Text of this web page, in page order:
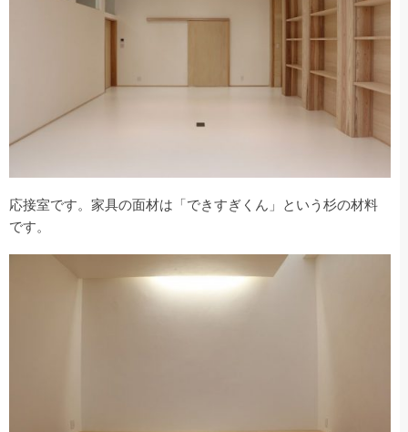
応接室です。家具の面材は「できすぎくん」という杉の材料
です。